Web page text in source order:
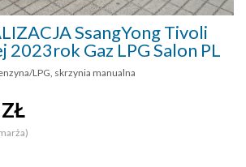
SsangYong Tivoli
2023rok Gaz LPG Salon PL
LPG, skrzynia manualna